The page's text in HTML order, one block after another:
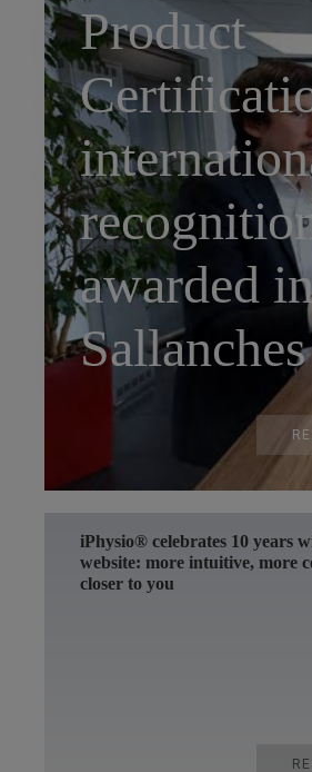
Product
awarded
Sallanches
iPhysio® celebrates 10 years
website: more intuitive, more
closer to you